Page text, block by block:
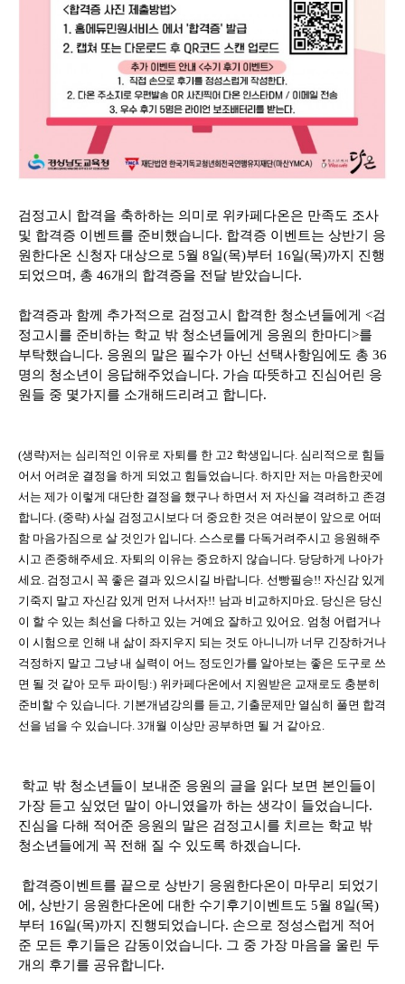
검정고시 합격을 축하하는 의미로 위카페다온은 만족도 조사
및 합격증 이벤트를 준비했습니다. 합격증 이벤트는 상반기 응
원한다온 신청자 대상으로 5월 8일(목)부터 16일(목)까지 진행
되었으며, 총 46개의 합격증을 전달 받았습니다.
합격증과 함께 추가적으로 검정고시 합격한 청소년들에게 <검
정고시를 준비하는 학교 밖 청소년들에게 응원의 한마디>를
부탁했습니다. 응원의 말은 필수가 아닌 선택사항임에도 총 36
명의 청소년이 응답해주었습니다. 가슴 따뜻하고 진심어린 응
원들 중 몇가지를 소개해드리려고 합니다.
(생략)저는 심리적인 이유로 자퇴를 한 고2 학생입니다. 심리적으로 힘들
어서 어려운 결정을 하게 되었고 힘들었습니다. 하지만 저는 마음한곳에
서는 제가 이렇게 대단한 결정을 했구나 하면서 저 자신을 격려하고 존경
합니다. (중략) 사실 검정고시보다 더 중요한 것은 여러분이 앞으로 어떠
함 마음가짐으로 살 것인가 입니다. 스스로를 다독거려주시고 응원해주
시고 존중해주세요. 자퇴의 이유는 중요하지 않습니다. 당당하게 나아가
세요. 검정고시 꼭 좋은 결과 있으시길 바랍니다. 선빵필승!! 자신감 있게
기죽지 말고 자신감 있게 먼저 나서자!! 남과 비교하지마요. 당신은 당신
이 할 수 있는 최선을 다하고 있는 거예요 잘하고 있어요. 엄청 어렵거나
이 시험으로 인해 내 삶이 좌지우지 되는 것도 아니니까 너무 긴장하거나
걱정하지 말고 그냥 내 실력이 어느 정도인가를 알아보는 좋은 도구로 쓰
면 될 것 같아 모두 파이팅:) 위카페다온에서 지원받은 교재로도 충분히
준비할 수 있습니다. 기본개념강의를 듣고, 기출문제만 열심히 풀면 합격
선을 넘을 수 있습니다. 3개월 이상만 공부하면 될 거 같아요.
학교 밖 청소년들이 보내준 응원의 글을 읽다 보면 본인들이
가장 듣고 싶었던 말이 아니였을까 하는 생각이 들었습니다.
진심을 다해 적어준 응원의 말은 검정고시를 치르는 학교 밖
청소년들에게 꼭 전해 질 수 있도록 하겠습니다.
합격증이벤트를 끝으로 상반기 응원한다온이 마무리 되었기
에, 상반기 응원한다온에 대한 수기후기이벤트도 5월 8일(목)
부터 16일(목)까지 진행되었습니다. 손으로 정성스럽게 적어
준 모든 후기들은 감동이었습니다. 그 중 가장 마음을 울린 두
개의 후기를 공유합니다.